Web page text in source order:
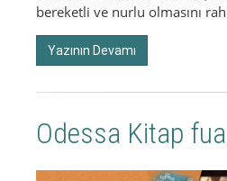
bereketli ve nurlu olmasını
Yazının Devamı
Odessa Kitap